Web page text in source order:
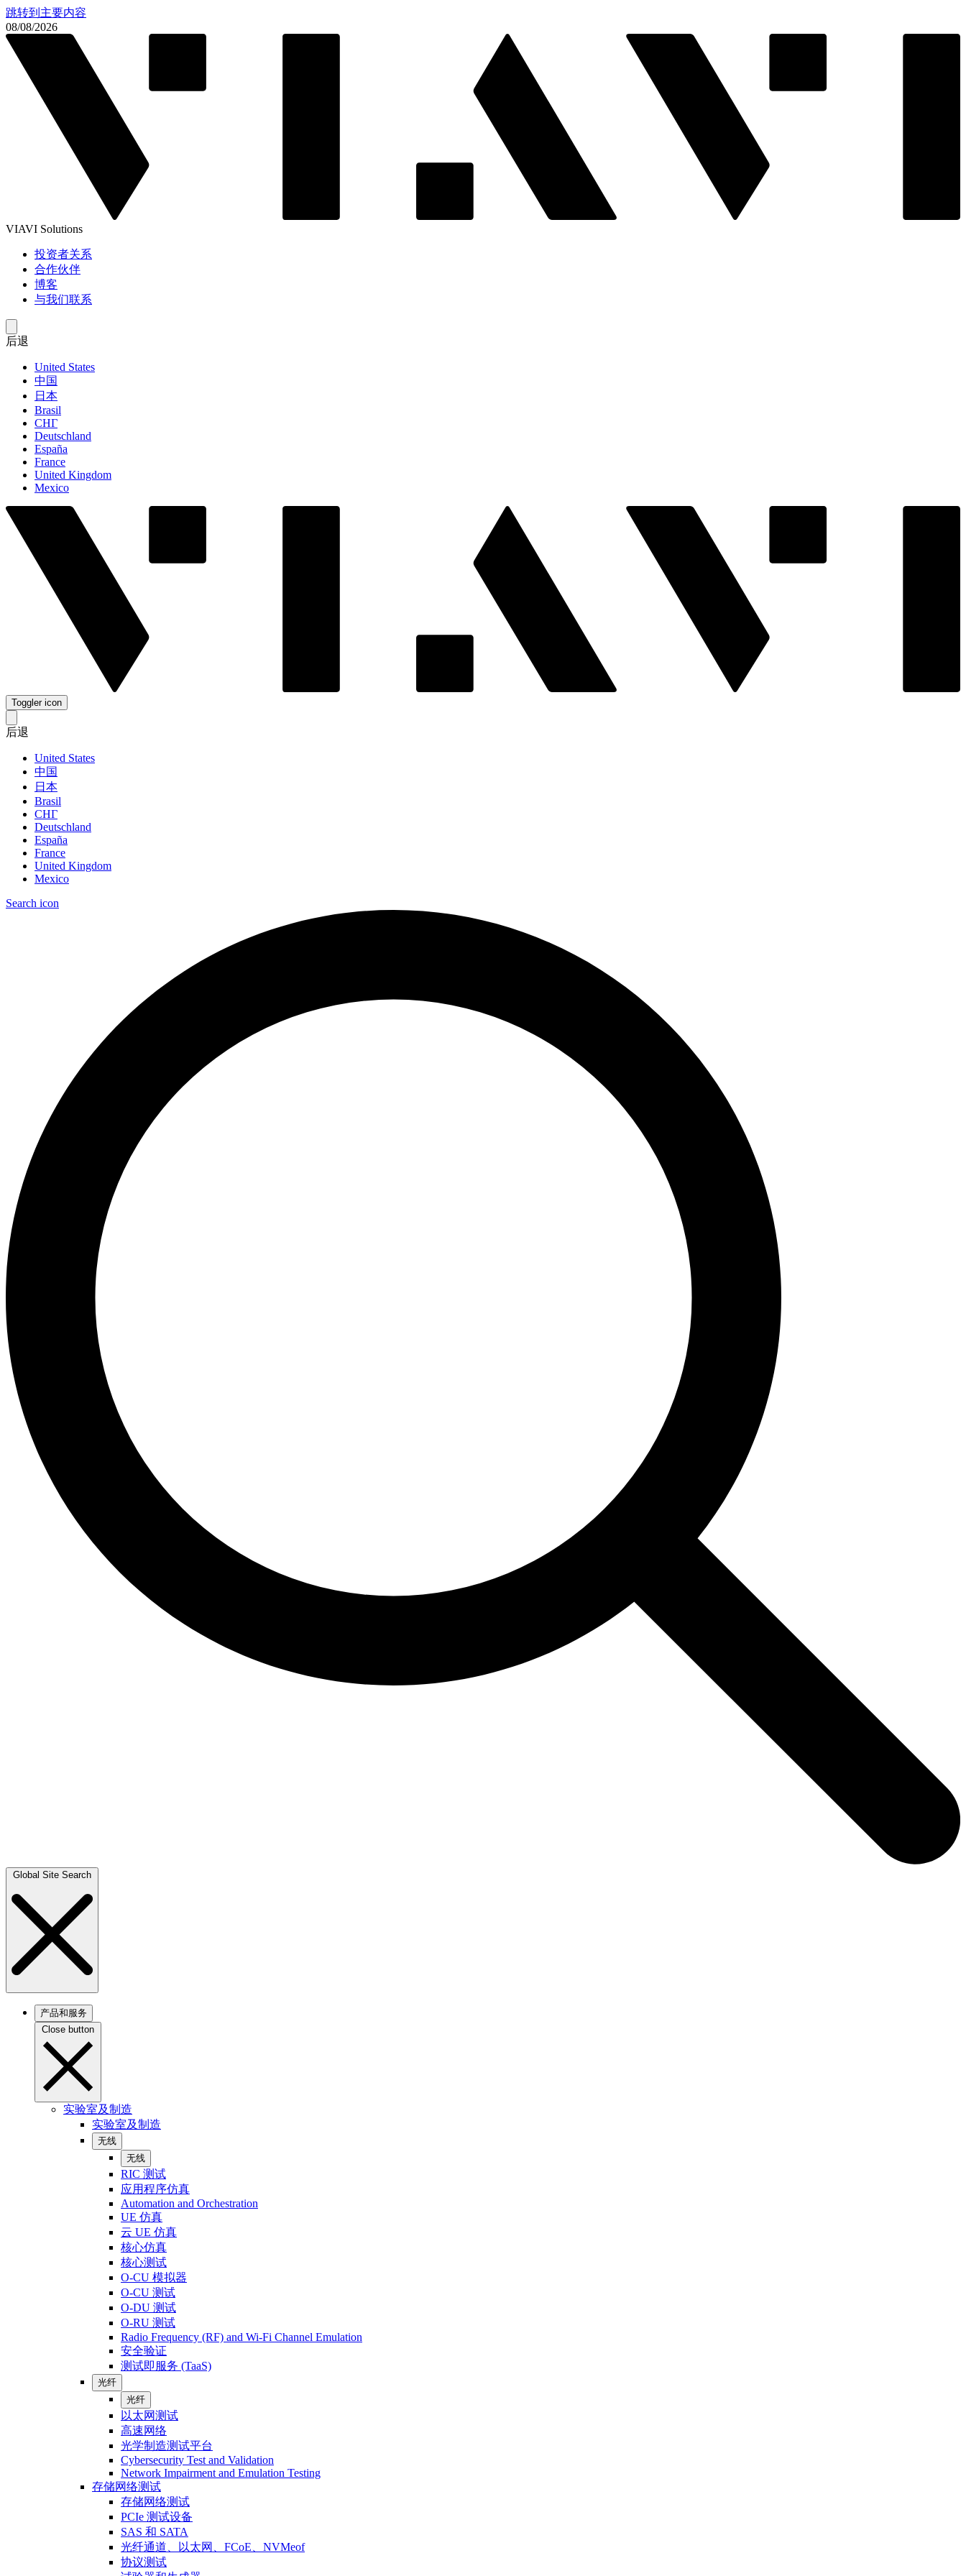
跳转到主要内容
08/08/2026
VIAVI Solutions
投资者关系
合作伙伴
博客
与我们联系
后退
United States
中国
日本
Brasil
СНГ
Deutschland
España
France
United Kingdom
Mexico
Toggler icon
后退
United States
中国
日本
Brasil
СНГ
Deutschland
España
France
United Kingdom
Mexico
Search icon
Global Site Search
产品和服务
Close button
实验室及制造
实验室及制造
无线
无线
RIC 测试
应用程序仿真
Automation and Orchestration
UE 仿真
云 UE 仿真
核心仿真
核心测试
O-CU 模拟器
O-CU 测试
O-DU 测试
O-RU 测试
Radio Frequency (RF) and Wi-Fi Channel Emulation
安全验证
测试即服务 (TaaS)
光纤
光纤
以太网测试
高速网络
光学制造测试平台
Cybersecurity Test and Validation
Network Impairment and Emulation Testing
存储网络测试
存储网络测试
PCIe 测试设备
SAS 和 SATA
光纤通道、以太网、FCoE、NVMeof
协议测试